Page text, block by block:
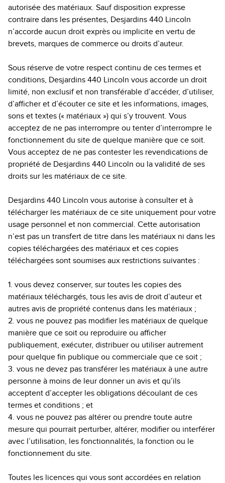
autorisée des matériaux. Sauf disposition expresse
contraire dans les présentes, Desjardins 440 Lincoln
n’accorde aucun droit exprès ou implicite en vertu de
brevets, marques de commerce ou droits d’auteur.
Sous réserve de votre respect continu de ces termes et
conditions, Desjardins 440 Lincoln vous accorde un droit
limité, non exclusif et non transférable d’accéder, d’utiliser,
d’afficher et d’écouter ce site et les informations, images,
sons et textes (« matériaux ») qui s’y trouvent. Vous
acceptez de ne pas interrompre ou tenter d’interrompre le
fonctionnement du site de quelque manière que ce soit.
Vous acceptez de ne pas contester les revendications de
propriété de Desjardins 440 Lincoln ou la validité de ses
droits sur les matériaux de ce site.
Desjardins 440 Lincoln vous autorise à consulter et à
télécharger les matériaux de ce site uniquement pour votre
usage personnel et non commercial. Cette autorisation
n’est pas un transfert de titre dans les matériaux ni dans les
copies téléchargées des matériaux et ces copies
téléchargées sont soumises aux restrictions suivantes :
1. vous devez conserver, sur toutes les copies des
matériaux téléchargés, tous les avis de droit d’auteur et
autres avis de propriété contenus dans les matériaux ;
2. vous ne pouvez pas modifier les matériaux de quelque
manière que ce soit ou reproduire ou afficher
publiquement, exécuter, distribuer ou utiliser autrement
pour quelque fin publique ou commerciale que ce soit ;
3. vous ne devez pas transférer les matériaux à une autre
personne à moins de leur donner un avis et qu’ils
acceptent d’accepter les obligations découlant de ces
termes et conditions ; et
4. vous ne pouvez pas altérer ou prendre toute autre
mesure qui pourrait perturber, altérer, modifier ou interférer
avec l’utilisation, les fonctionnalités, la fonction ou le
fonctionnement du site.
Toutes les licences qui vous sont accordées en relation